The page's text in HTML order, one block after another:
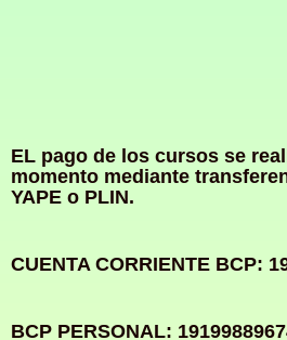
EL pago de los cursos se
momento mediante
YAPE o PLIN.
CUENTA CORRIENTE BCP:
BCP PERSONAL: